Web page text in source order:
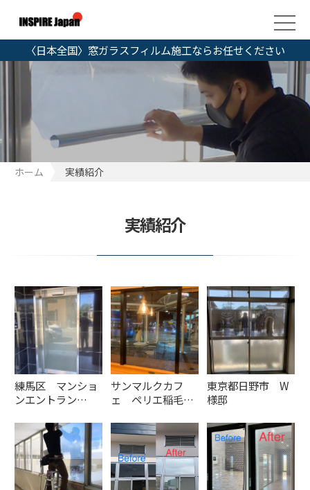
〈日本全国〉窓ガラスフィルム施工ならお任せください
ホーム 実績紹介
実績紹介
練馬区 マンショ
ンエントラン…
サンマルクカフ
ェ ペリエ稲毛…
東京都日野市 W
様邸